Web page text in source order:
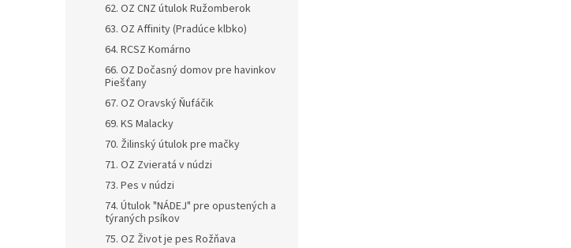
62. OZ CNZ útulok Ružomberok
63. OZ Affinity (Pradúce klbko)
64. RCSZ Komárno
66. OZ Dočasný domov pre havinkov
Piešťany
67. OZ Oravský Ňufáčik
69. KS Malacky
70. Žilinský útulok pre mačky
71. OZ Zvieratá v núdzi
73. Pes v núdzi
74. Útulok "NÁDEJ" pre opustených a
týraných psíkov
75. OZ Život je pes Rožňava